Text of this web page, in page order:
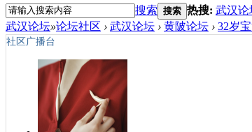
搜索 搜索 热搜: 武汉论
武汉论坛»论坛社区 › 武汉论坛 › 黄陂论坛 › 32岁
社区广播台